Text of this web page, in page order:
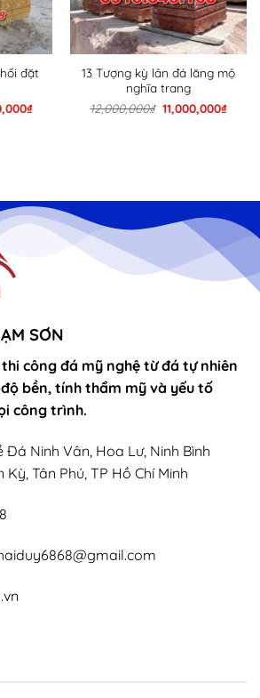
đặt
₫Giá
13 Tượng kỳ lân đá lăng mộ
nghĩa trang
12,000,000₫ Giá
gốc
11,000,000₫Giá
SƠN
công đá mỹ nghệ từ đá tự nhiên
bền, tính thẩm mỹ và yếu tố
công trình.
Đá Ninh Vân, Hoa Lư, Ninh Bình
Kỳ, Tân Phú, TP Hồ Chí Minh